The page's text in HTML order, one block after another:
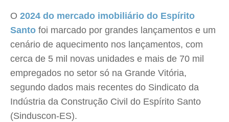
O 2024 do mercado imobiliário do Espírito
Santo foi marcado por grandes lançamentos e um
cenário de aquecimento nos lançamentos, com
cerca de 5 mil novas unidades e mais de 70 mil
empregados no setor só na Grande Vitória,
segundo dados mais recentes do Sindicato da
Indústria da Construção Civil do Espírito Santo
(Sinduscon-ES).